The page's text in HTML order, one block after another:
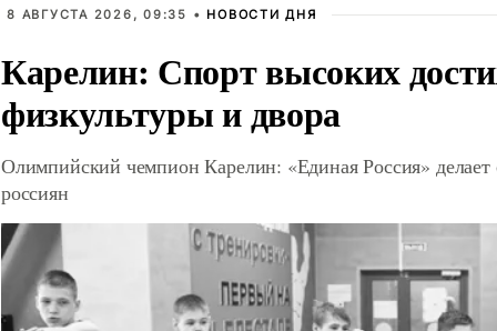
8 АВГУСТА 2026, 09:35 • НОВОСТИ ДНЯ
Карелин: Спорт высоких
физкультуры и двора
Олимпийский чемпион Карелин: «Единая Россия»
россиян